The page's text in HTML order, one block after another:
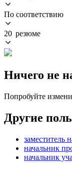
По соответствию
20 резюме
Ничего не
Попробуйте
Другие
заместитель
начальник
начальник